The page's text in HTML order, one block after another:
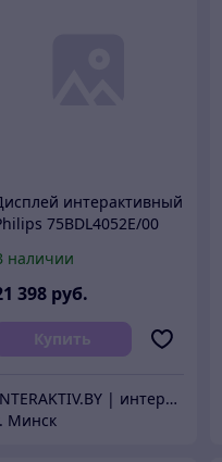
интерактивный
75BDL4052E/00
наличии
398 руб.
Купить
INTERAKTIV.BY | интерактивное оборудование
Минск